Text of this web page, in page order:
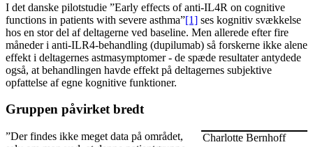
I det danske pilotstudie ”Early effects of anti-IL4R on cognitive
functions in patients with severe asthma”[1] ses kognitiv svækkelse
hos en stor del af deltagerne ved baseline. Men allerede efter fire
måneder i anti-ILR4-behandling (dupilumab) så forskerne ikke alene
effekt i deltagernes astmasymptomer - de spæde resultater antydede
også, at behandlingen havde effekt på deltagernes subjektive
opfattelse af egne kognitive funktioner.
Gruppen påvirket bredt
Charlotte Bernhoff
”Der findes ikke meget data på området,